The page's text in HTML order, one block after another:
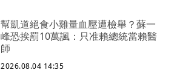
幫凱道絕食小雞量血壓遭檢舉？蘇一
峰恐挨罰10萬諷：只准賴總統當賴醫
師
2026.08.04 14:35